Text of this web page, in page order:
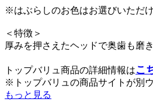
※はぶらしのお色はお選びいただ
＜特徴＞
厚みを押さえたヘッドで奥歯も磨
トップバリュ商品の詳細情報はこ
※トップバリュの商品サイトが別
もっと見る